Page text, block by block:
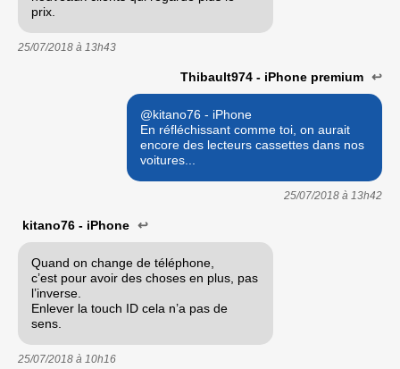
prix.
25/07/2018 à 13h43
Thibault974 - iPhone premium ↩
@kitano76 - iPhone
En réfléchissant comme toi, on aurait
encore des lecteurs cassettes dans nos
voitures...
25/07/2018 à 13h42
kitano76 - iPhone ↩
Quand on change de téléphone,
c’est pour avoir des choses en plus, pas
l’inverse.
Enlever la touch ID cela n’a pas de
sens.
25/07/2018 à 10h16